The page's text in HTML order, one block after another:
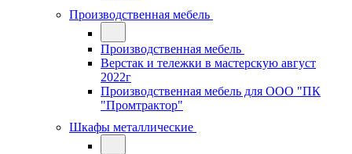
Производственная мебель
Производственная мебель
Верстак и тележки в мастерскую август
2022г
Производственная мебель для ООО "ПК
"Промтрактор"
Шкафы металлические